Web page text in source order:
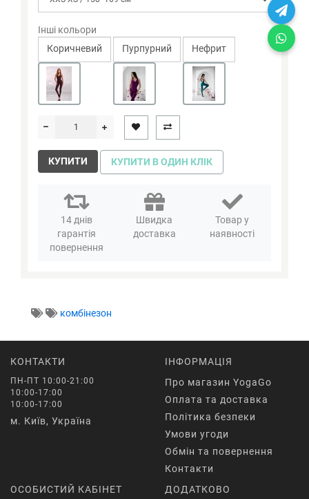
Інші кольори
Коричневий
Пурпурний Нефрит
КУПИТИ КУПИТИ В ОДИН КЛІК
14 днів
гарантія
повернення
Швидка
доставка
Товар у
наявності
комбінезон
КОНТАКТИ
ПН-ПТ 10:00-21:00
10:00-17:00
10:00-17:00
м. Київ, Україна
ІНФОРМАЦІЯ
Про магазин YogaGo
Оплата та доставка
Політика безпеки
Умови угоди
Обмін та повернення
Контакти
ОСОБИСТИЙ КАБІНЕТ
ДОДАТКОВО